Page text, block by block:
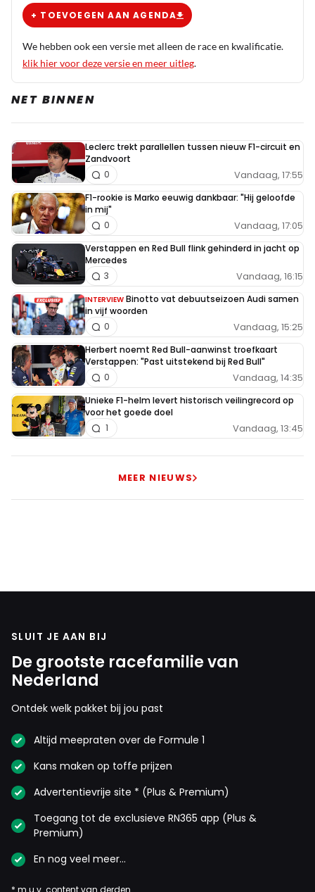
+ TOEVOEGEN AAN AGENDA
We hebben ook een versie met alleen de race en kwalificatie.
klik hier voor deze versie en meer uitleg.
NET BINNEN
Leclerc trekt parallellen tussen nieuw F1-circuit en
Zandvoort
Vandaag, 17:55
0
F1-rookie is Marko eeuwig dankbaar: "Hij geloofde
in mij"
Vandaag, 17:05
0
Verstappen en Red Bull flink gehinderd in jacht op
Mercedes
Vandaag, 16:15
3
INTERVIEW Binotto vat debuutseizoen Audi samen
in vijf woorden
Vandaag, 15:25
0
Herbert noemt Red Bull-aanwinst troefkaart
Verstappen: "Past uitstekend bij Red Bull"
Vandaag, 14:35
0
Unieke F1-helm levert historisch veilingrecord op
voor het goede doel
Vandaag, 13:45
1
MEER NIEUWS
SLUIT JE AAN BIJ
De grootste racefamilie van
Nederland
Ontdek welk pakket bij jou past
Altijd meepraten over de Formule 1
Kans maken op toffe prijzen
Advertentievrije site * (Plus & Premium)
Toegang tot de exclusieve RN365 app (Plus &
Premium)
En nog veel meer…